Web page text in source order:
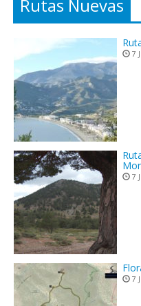
Rutas Nuevas
7
7
7